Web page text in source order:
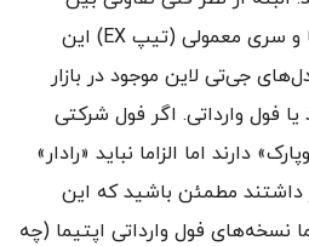
نمونه‌های جی‌تی‌لاین اپتیما و سری معمولی (تیپ EX) این
جی‌تی لاین موجود در بازار
فول وارداتی. اگر فول شرکتی
دارند اما الزاما نباید «رادار»
داشتند مطمئن باشید که این
نسخه‌های فول وارداتی اپتیما (چه